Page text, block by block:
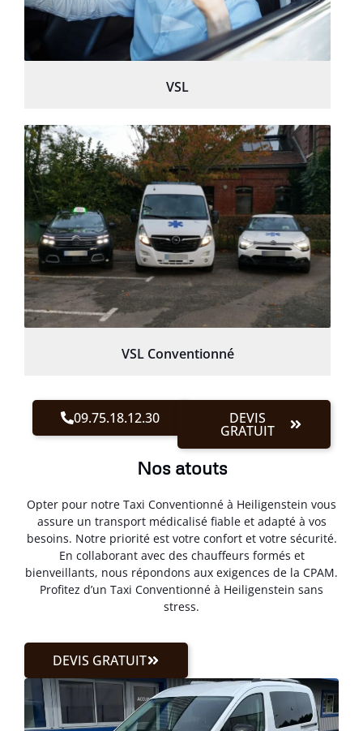
VSL
VSL Conventionné
09.75.18.12.30 DEVIS
GRATUIT
Nos atouts
Opter pour notre Taxi Conventionné à Heiligenstein vous
assure un transport médicalisé fiable et adapté à vos
besoins. Notre priorité est votre confort et votre sécurité.
En collaborant avec des chauffeurs formés et
bienveillants, nous répondons aux exigences de la CPAM.
Profitez d’un Taxi Conventionné à Heiligenstein sans
stress.
DEVIS GRATUIT